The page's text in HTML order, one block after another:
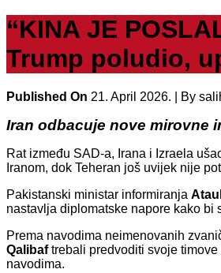
“KINA JE
Trump poludio,
Published On 21. April 2026. | By
Iran odbacuje nove mirovne
Rat između SAD-a, Irana i Izraela
Iranom, dok Teheran još uvijek nije
Pakistanski ministar informiranja
nastavlja diplomatske napore kako
Prema navodima neimenovanih
Qalibaftrebali predvoditi svoje
navodima.